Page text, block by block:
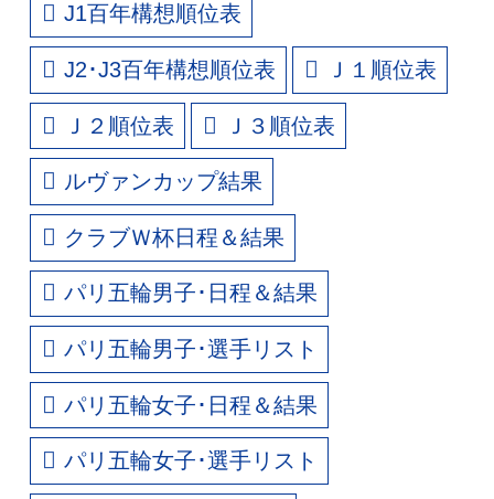
J1百年構想順位表
J2･J3百年構想順位表 Ｊ１順位表
Ｊ２順位表 Ｊ３順位表
ルヴァンカップ結果
クラブＷ杯日程＆結果
パリ五輪男子･日程＆結果
パリ五輪男子･選手リスト
パリ五輪女子･日程＆結果
パリ五輪女子･選手リスト